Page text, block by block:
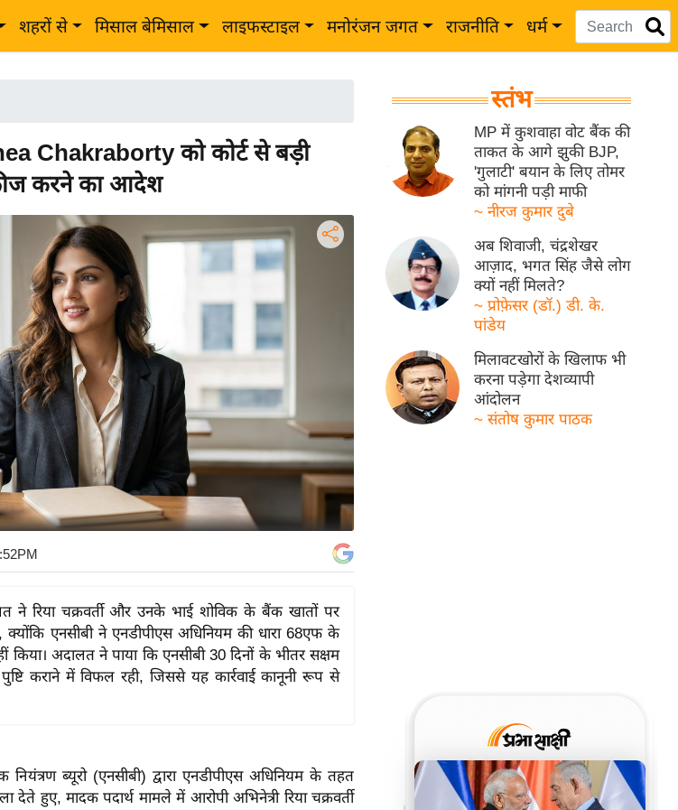
शहरों से मिसाल बेमिसाल लाइफस्टाइल मनोरंजन जगत राजनीति धर्म
Chakraborty को कोर्ट से बड़ी
करने का आदेश
ने रिया चक्रवर्ती और उनके भाई शोविक के बैंक खातों पर
एनसीबी ने एनडीपीएस अधिनियम की धारा 68एफ के
किया। अदालत ने पाया कि एनसीबी 30 दिनों के भीतर सक्षम
कराने में विफल रही, जिससे यह कार्रवाई कानूनी रूप से
ब्यूरो (एनसीबी) द्वारा एनडीपीएस अधिनियम के तहत
देते हुए, मादक पदार्थ मामले में आरोपी अभिनेत्री रिया चक्रवर्ती
स्तंभ
MP में कुशवाहा वोट बैंक की
ताकत के आगे झुकी BJP,
'गुलाटी' बयान के लिए तोमर
को मांगनी पड़ी माफी
~ नीरज कुमार दुबे
अब शिवाजी, चंद्रशेखर
आज़ाद, भगत सिंह जैसे लोग
क्यों नहीं मिलते?
~ प्रोफ़ेसर (डॉ.) डी. के.
पांडेय
मिलावटखोरों के खिलाफ भी
करना पड़ेगा देशव्यापी
आंदोलन
~ संतोष कुमार पाठक